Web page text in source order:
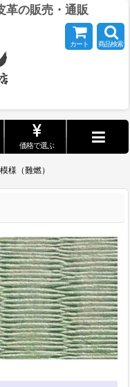
革の販売・通販
カート 商品検索
価格で選ぶ
様（難燃）